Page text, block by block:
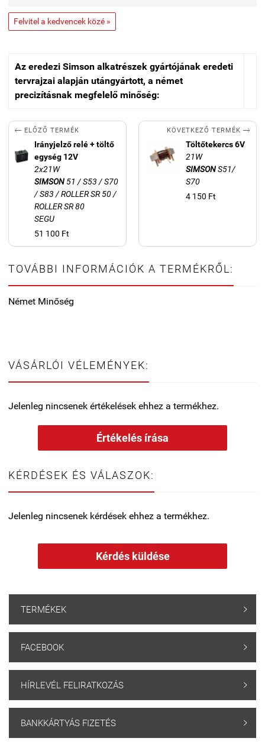
Felvitel a kedvencek közé »
Az eredezi Simson alkatrészek gyártójának eredeti
tervrajzai alapján utángyártott, a német
precizításnak megfelelő minőség:
 ELŐZŐ TERMÉK
Irányjelző relé + töltő
egység 12V
2x21W
SIMSON51 / S53 / S70
/ S83 / ROLLER SR 50 /
ROLLER SR 80
SEGU
51 100 Ft
KÖVETKEZŐ TERMÉK 
Töltőtekercs 6V
21W
SIMSONS51/
S70
4 150 Ft
TOVÁBBI INFORMÁCIÓK A TERMÉKRŐL:
Német Minőség
VÁSÁRLÓI VÉLEMÉNYEK:
Jelenleg nincsenek értékelések ehhez a termékhez.
Értékelés írása
KÉRDÉSEK ÉS VÁLASZOK:
Jelenleg nincsenek kérdések ehhez a termékhez.
Kérdés küldése
TERMÉKEK 
FACEBOOK 
HÍRLEVÉL FELIRATKOZÁS 
BANKKÁRTYÁS FIZETÉS 